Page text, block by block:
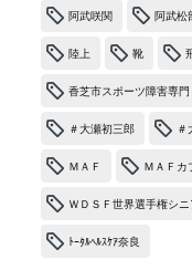
阿武咲関 阿武松
陸上 靴
香芝市スポーツ障害専門
＃大瀬初三郎 ＃
ＭＡＦ ＭＡＦカ
ＷＤＳＦ世界選手権シ
ﾄｰﾀﾙﾍﾙｽｹｱ奈良